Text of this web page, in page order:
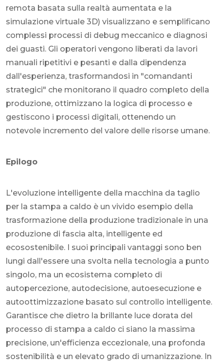
remota basata sulla realtà aumentata e la
simulazione virtuale 3D) visualizzano e semplificano
complessi processi di debug meccanico e diagnosi
dei guasti. Gli operatori vengono liberati da lavori
manuali ripetitivi e pesanti e dalla dipendenza
dall'esperienza, trasformandosi in "comandanti
strategici" che monitorano il quadro completo della
produzione, ottimizzano la logica di processo e
gestiscono i processi digitali, ottenendo un
notevole incremento del valore delle risorse umane.
Epilogo
L'evoluzione intelligente della macchina da taglio
per la stampa a caldo è un vivido esempio della
trasformazione della produzione tradizionale in una
produzione di fascia alta, intelligente ed
ecosostenibile. I suoi principali vantaggi sono ben
lungi dall'essere una svolta nella tecnologia a punto
singolo, ma un ecosistema completo di
autopercezione, autodecisione, autoesecuzione e
autoottimizzazione basato sul controllo intelligente.
Garantisce che dietro la brillante luce dorata del
processo di stampa a caldo ci siano la massima
precisione, un'efficienza eccezionale, una profonda
sostenibilità e un elevato grado di umanizzazione. In